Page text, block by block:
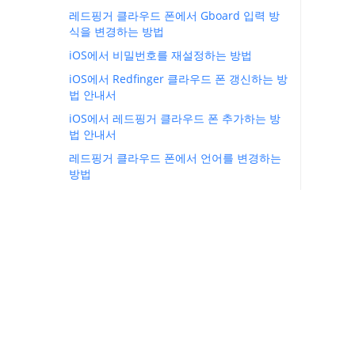
레드핑거 클라우드 폰에서 Gboard 입력 방
식을 변경하는 방법
iOS에서 비밀번호를 재설정하는 방법
iOS에서 Redfinger 클라우드 폰 갱신하는 방
법 안내서
iOS에서 레드핑거 클라우드 폰 추가하는 방
법 안내서
레드핑거 클라우드 폰에서 언어를 변경하는
방법